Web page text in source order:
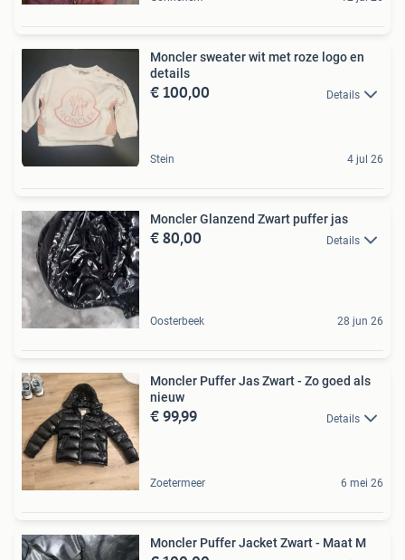
Moncler sweater wit met roze logo en
details
€ 100,00 Details
Stein 4 jul 26
Moncler Glanzend Zwart puffer jas
€ 80,00 Details
Oosterbeek 28 jun 26
Moncler Puffer Jas Zwart - Zo goed als
nieuw
€ 99,99 Details
Zoetermeer 6 mei 26
Moncler Puffer Jacket Zwart - Maat M